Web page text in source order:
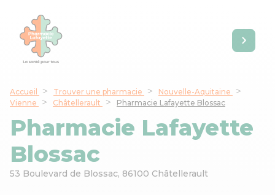
Accueil Trouver une pharmacie
Nouvelle-Aquitaine
Vienne
Châtellerault Pharmacie Lafayette Blossac
Pharmacie Lafayette
Blossac
53 Boulevard de Blossac, 86100 Châtellerault